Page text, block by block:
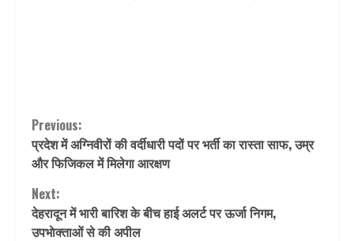
Continue
Reading
Previous:
प्रदेश में अग्निवीरों की वर्दीधारी पदों पर भर्ती का रास्ता साफ, उम्र
और फिजिकल में मिलेगा आरक्षण
Next:
देहरादून में भारी बारिश के बीच हाई अलर्ट पर ऊर्जा निगम,
उपभाेक्ताओं से की अपील